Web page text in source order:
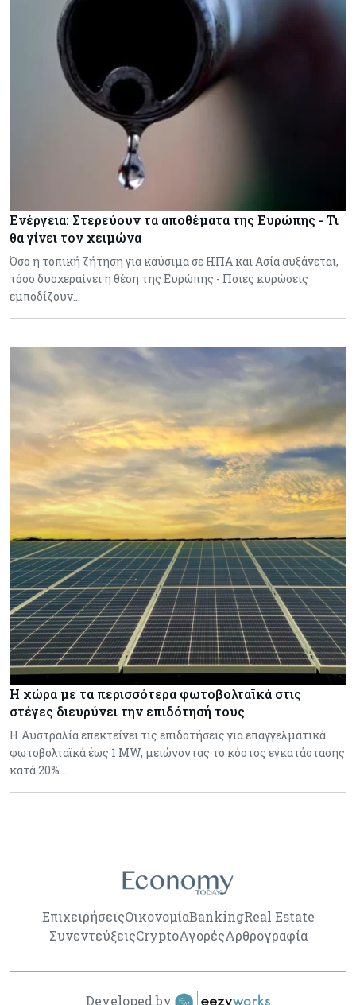
Ενέργεια: Στερεύουν τα αποθέματα της Ευρώπης - Τι
θα γίνει τον χειμώνα
Όσο η τοπική ζήτηση για καύσιμα σε ΗΠΑ και Ασία αυξάνεται,
τόσο δυσχεραίνει η θέση της Ευρώπης - Ποιες κυρώσεις
εμποδίζουν…
Η χώρα με τα περισσότερα φωτοβολταϊκά στις
στέγες διευρύνει την επιδότησή τους
Η Αυστραλία επεκτείνει τις επιδοτήσεις για επαγγελματικά
φωτοβολταϊκά έως 1 MW, μειώνοντας το κόστος εγκατάστασης
κατά 20%…
ΕπιχειρήσειςΟικονομίαBankingReal Estate
ΣυνεντεύξειςCryptoΑγορέςΑρθρογραφία
Developed by